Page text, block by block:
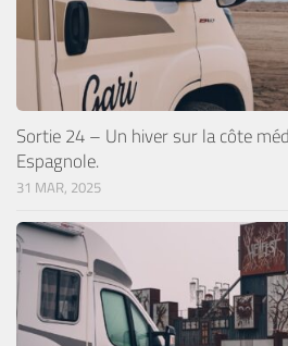
Sortie 24 – Un hiver sur la côte
Espagnole.
31 MAR, 2025